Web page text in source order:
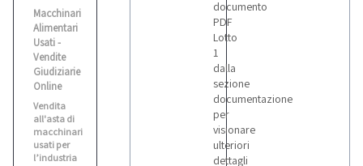
Macchinari
Alimentari
Usati -
Vendite
Giudiziarie
Online
Vendita
all'asta di
macchinari
usati per
l’industria
documento
PDF
Lotto
1
dalla
sezione
documentazione
per
visionare
ulteriori
dettagli